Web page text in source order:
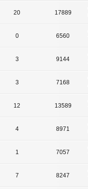
20 17889
0 6560
3 9144
3 7168
12 13589
4 8971
1 7057
7 8247